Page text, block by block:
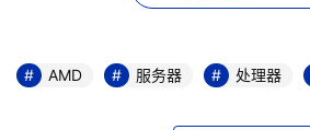
VMmark基准测试采用标准性能评
AMD 服务器 处理器